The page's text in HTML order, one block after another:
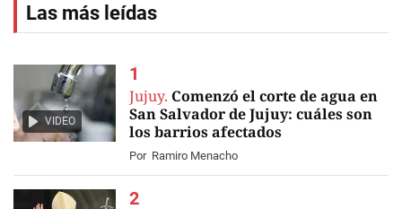
Las más leídas
VIDEO
Jujuy. Comenzó el corte de agua en
San Salvador de Jujuy: cuáles son
los barrios afectados
Por Ramiro Menacho